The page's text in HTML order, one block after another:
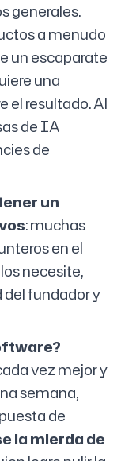
generales.
a menudo
un escaparate
una
el resultado. Al
de IA
de
un
: muchas
en el
necesite,
del fundador y
vez mejor y
semana,
de
la mierda de